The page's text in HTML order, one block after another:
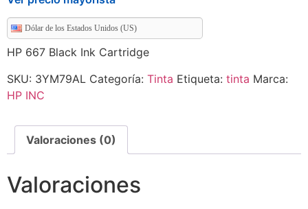
Dólar de los Estados Unidos (US)
HP 667 Black Ink Cartridge
SKU: 3YM79AL Categoría: Tinta Etiqueta: tinta Marca:
HP INC
Valoraciones (0)
Valoraciones